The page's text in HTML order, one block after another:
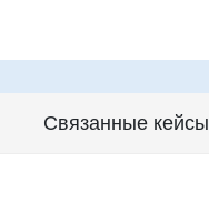
Связанные кейсы